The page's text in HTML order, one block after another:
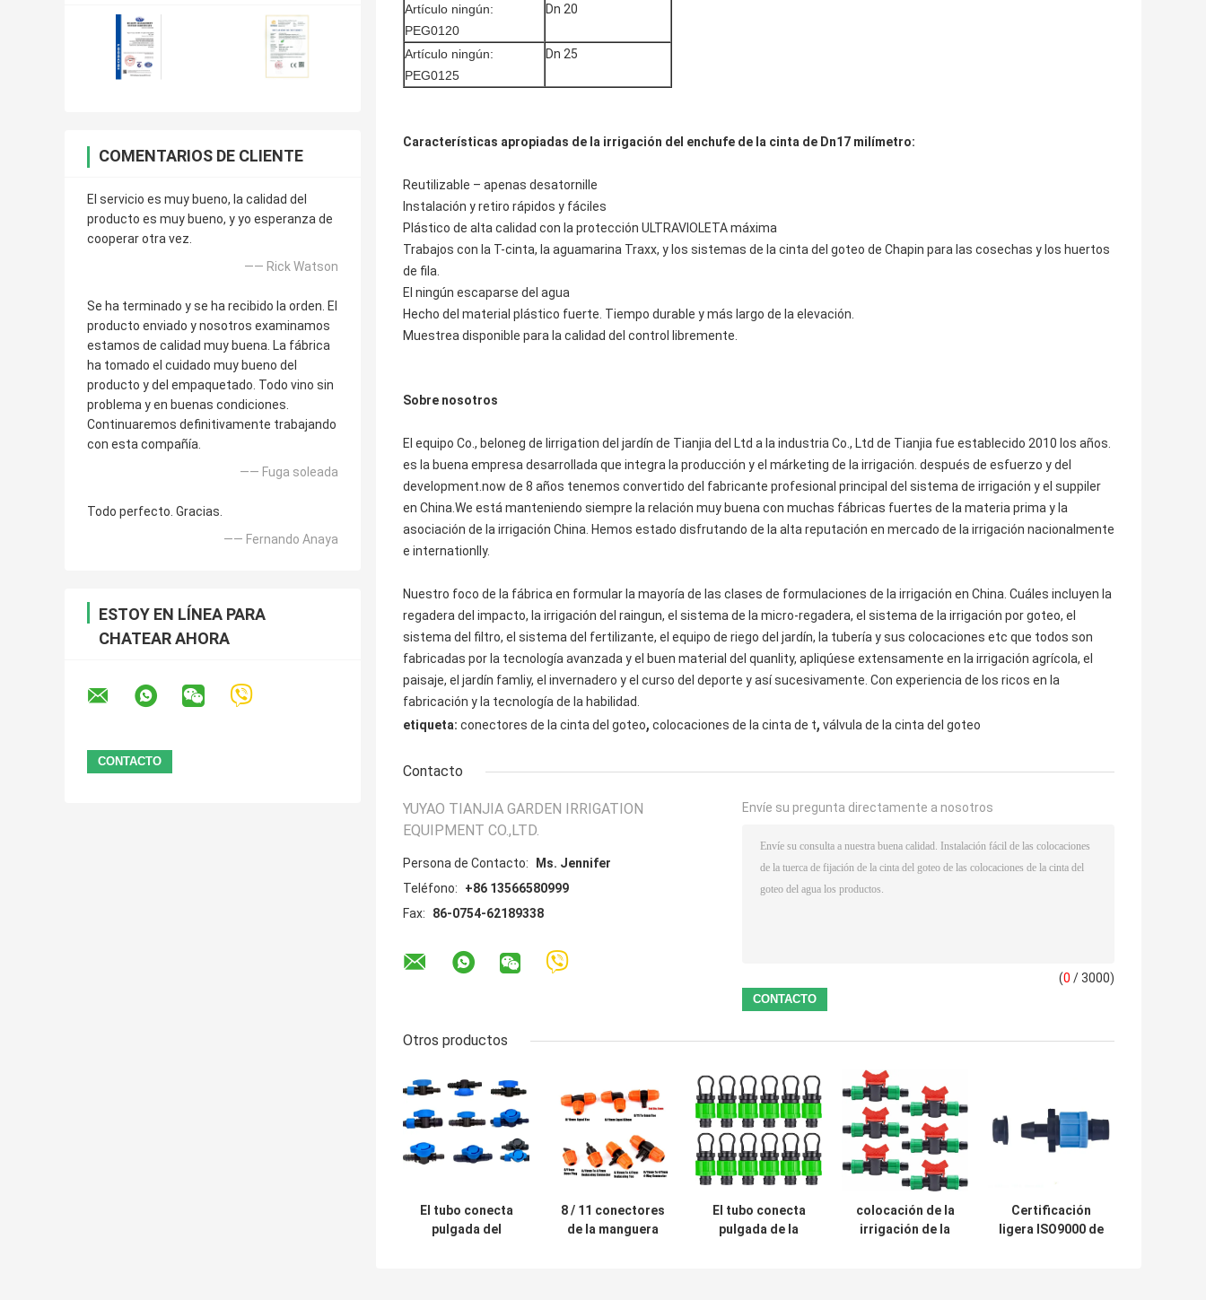
COMENTARIOS DE CLIENTE
El servicio es muy bueno, la calidad del
producto es muy bueno, y yo esperanza de
cooperar otra vez.
—— Rick Watson
Se ha terminado y se ha recibido la orden. El
producto enviado y nosotros examinamos
estamos de calidad muy buena. La fábrica
ha tomado el cuidado muy bueno del
producto y del empaquetado. Todo vino sin
problema y en buenas condiciones.
Continuaremos definitivamente trabajando
con esta compañía.
—— Fuga soleada
Todo perfecto. Gracias.
—— Fernando Anaya
ESTOY EN LÍNEA PARA
CHATEAR AHORA
Artículo ningún:
PEG0120
Dn 20
Artículo ningún:
PEG0125
Dn 25
Características apropiadas de la irrigación del enchufe de la cinta de Dn17 milímetro:
Reutilizable – apenas desatornille
Instalación y retiro rápidos y fáciles
Plástico de alta calidad con la protección ULTRAVIOLETA máxima
Trabajos con la T-cinta, la aguamarina Traxx, y los sistemas de la cinta del goteo de Chapin para las cosechas y los huertos
de fila.
El ningún escaparse del agua
Hecho del material plástico fuerte. Tiempo durable y más largo de la elevación.
Muestrea disponible para la calidad del control libremente.
Sobre nosotros
El equipo Co., beloneg de Iirrigation del jardín de Tianjia del Ltd a la industria Co., Ltd de Tianjia fue establecido 2010 los años.
es la buena empresa desarrollada que integra la producción y el márketing de la irrigación. después de esfuerzo y del
development.now de 8 años tenemos convertido del fabricante profesional principal del sistema de irrigación y el suppiler
en China.We está manteniendo siempre la relación muy buena con muchas fábricas fuertes de la materia prima y la
asociación de la irrigación China. Hemos estado disfrutando de la alta reputación en mercado de la irrigación nacionalmente
e internationlly.
Nuestro foco de la fábrica en formular la mayoría de las clases de formulaciones de la irrigación en China. Cuáles incluyen la
regadera del impacto, la irrigación del raingun, el sistema de la micro-regadera, el sistema de la irrigación por goteo, el
sistema del filtro, el sistema del fertilizante, el equipo de riego del jardín, la tubería y sus colocaciones etc que todos son
fabricadas por la tecnología avanzada y el buen material del quanlity, apliqúese extensamente en la irrigación agrícola, el
paisaje, el jardín famliy, el invernadero y el curso del deporte y así sucesivamente. Con experiencia de los ricos en la
fabricación y la tecnología de la habilidad.
etiqueta: conectores de la cinta del goteo, colocaciones de la cinta de t, válvula de la cinta del goteo
Contacto
YUYAO TIANJIA GARDEN IRRIGATION
EQUIPMENT CO.,LTD.
Persona de Contacto:
Ms. Jennifer
Teléfono:
+86 13566580999
Fax:
86-0754-62189338
Envíe su pregunta directamente a nosotros
(0 / 3000)
Otros productos
El tubo conecta
pulgada del
8 / 11 conectores
de la manguera
El tubo conecta
pulgada de la
colocación de la
irrigación de la
Certificación
ligera ISO9000 de